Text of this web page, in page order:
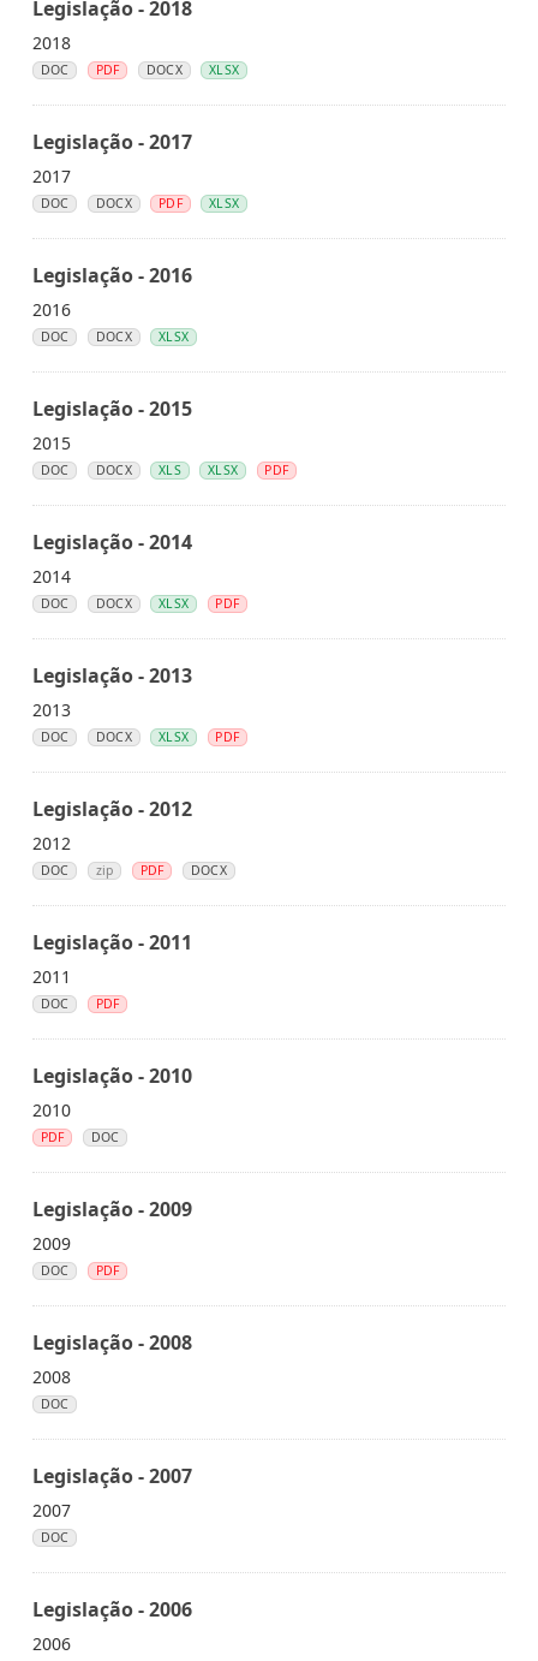
Legislação - 2018
2018
DOC PDF DOCX XLSX
Legislação - 2017
2017
DOC DOCX PDF XLSX
Legislação - 2016
2016
DOC DOCX XLSX
Legislação - 2015
2015
DOC DOCX XLS XLSX PDF
Legislação - 2014
2014
DOC DOCX XLSX PDF
Legislação - 2013
2013
DOC DOCX XLSX PDF
Legislação - 2012
2012
DOC zip PDF DOCX
Legislação - 2011
2011
DOC PDF
Legislação - 2010
2010
PDF DOC
Legislação - 2009
2009
DOC PDF
Legislação - 2008
2008
DOC
Legislação - 2007
2007
DOC
Legislação - 2006
2006